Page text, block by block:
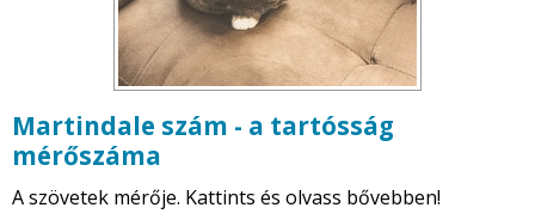
Martindale szám - a tartósság
mérőszáma
A szövetek mérője. Kattints és olvass bővebben!